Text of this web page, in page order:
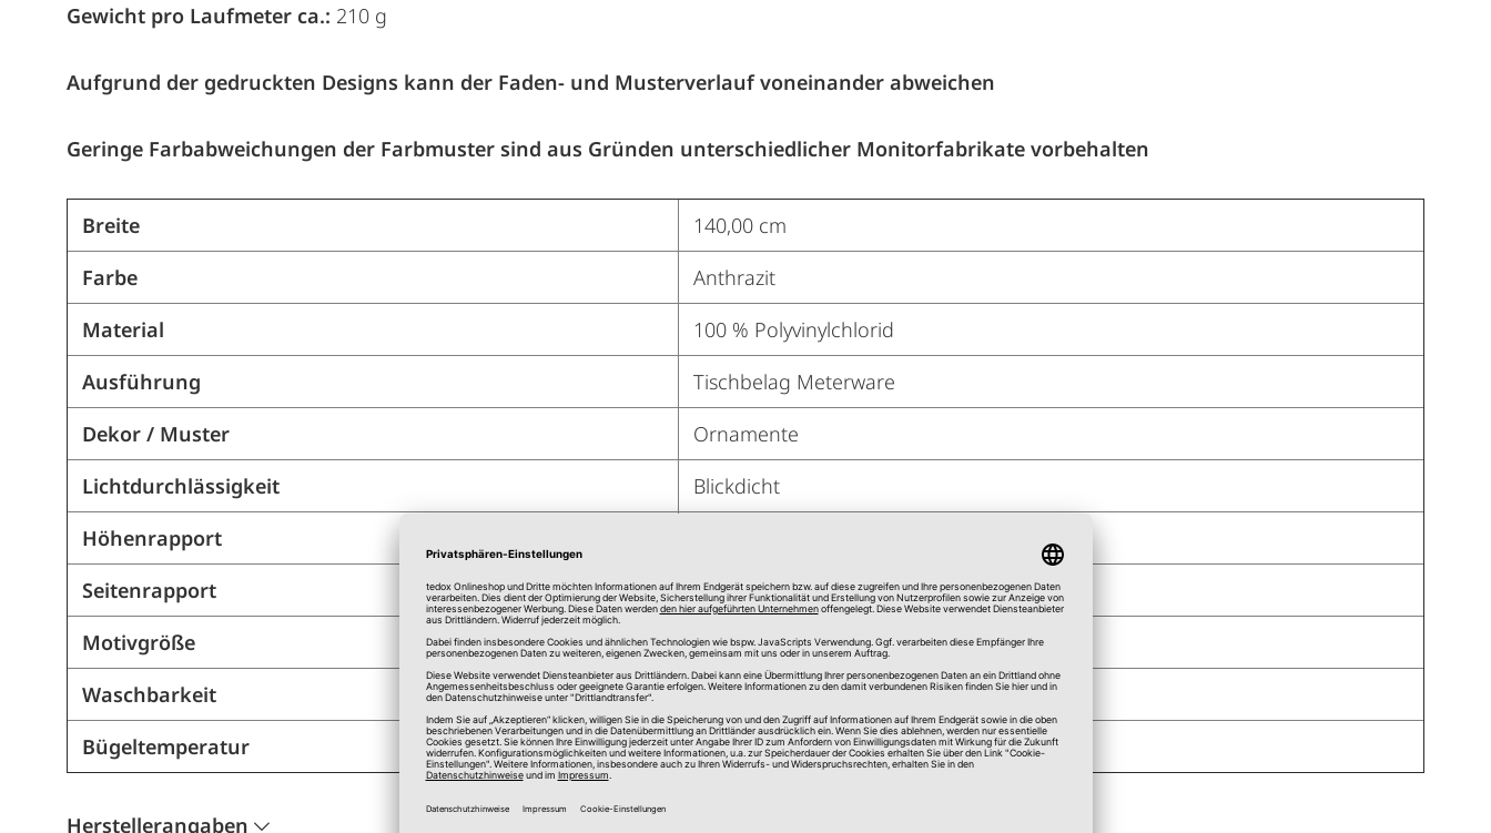
Gewicht pro Laufmeter ca.: 210 g
Aufgrund der gedruckten Designs kann der Faden- und Musterverlauf voneinander abweichen
Geringe Farbabweichungen der Farbmuster sind aus Gründen unterschiedlicher Monitorfabrikate vorbehalten
Breite
140,00 cm
Farbe
Anthrazit
Material
100 % Polyvinylchlorid
Ausführung
Tischbelag Meterware
Dekor / Muster
Ornamente
Lichtdurchlässigkeit
Blickdicht
Höhenrapport
Seitenrapport
5 cm
Motivgröße
1 cm
Waschbarkeit
Maschinenwäsche 30 Grad
Bügeltemperatur
Ein Punkt mäßige Hitze
Herstellerangaben